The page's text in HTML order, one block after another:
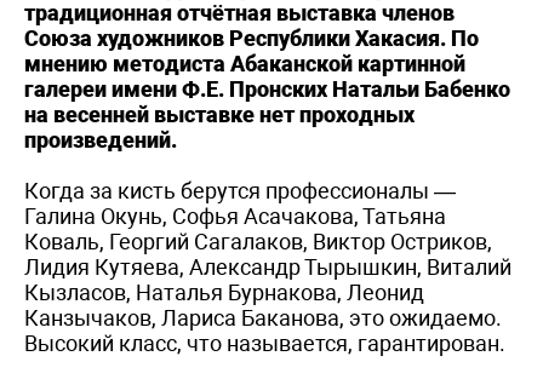
традиционная отчётная выставка членов
Союза художников Республики Хакасия. По
мнению методиста Абаканской картинной
галереи имени Ф.Е. Пронских Натальи Бабенко
на весенней выставке нет проходных
произведений.
Когда за кисть берутся профессионалы —
Галина Окунь, Софья Асачакова, Татьяна
Коваль, Георгий Сагалаков, Виктор Остриков,
Лидия Кутяева, Александр Тырышкин, Виталий
Кызласов, Наталья Бурнакова, Леонид
Канзычаков, Лариса Баканова, это ожидаемо.
Высокий класс, что называется, гарантирован.